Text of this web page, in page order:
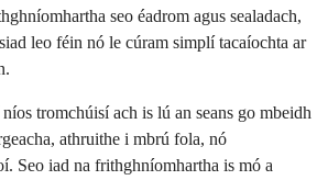
seo éadrom agus sealadach,
leo féin nó le cúram simplí tacaíochta ar
tromchúisí ach is lú an seans go mbeidh
athruithe i mbrú fola, nó
Seo iad na frithghníomhartha is mó a